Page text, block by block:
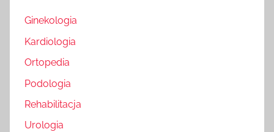
Ginekologia
Kardiologia
Ortopedia
Podologia
Rehabilitacja
Urologia